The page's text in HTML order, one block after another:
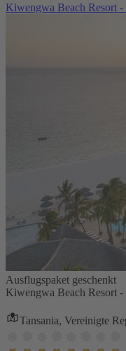
Kiwengwa Beach Resort
Ausflugspaket geschenkt
Kiwengwa Beach Resort
Tansania, Vereinigte